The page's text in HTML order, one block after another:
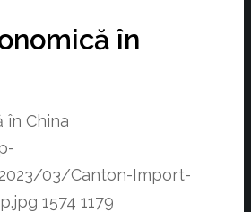
în
în China
03/Canton-Import-
1574 1179